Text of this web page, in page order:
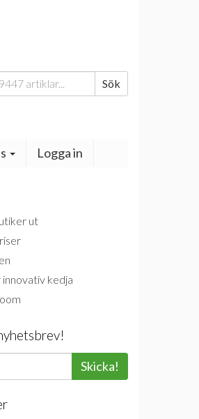
Sök
Logga in
ut
kedja
Skicka!